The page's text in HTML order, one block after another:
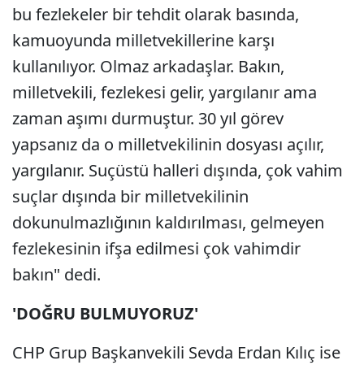
bu fezlekeler bir tehdit olarak basında,
kamuoyunda milletvekillerine karşı
kullanılıyor. Olmaz arkadaşlar. Bakın,
milletvekili, fezlekesi gelir, yargılanır ama
zaman aşımı durmuştur. 30 yıl görev
yapsanız da o milletvekilinin dosyası açılır,
yargılanır. Suçüstü halleri dışında, çok vahim
suçlar dışında bir milletvekilinin
dokunulmazlığının kaldırılması, gelmeyen
fezlekesinin ifşa edilmesi çok vahimdir
bakın" dedi.
'DOĞRU BULMUYORUZ'
CHP Grup Başkanvekili Sevda Erdan Kılıç ise